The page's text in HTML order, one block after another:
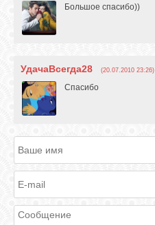
Большое спасибо))
УдачаВсегда28 (20.07.2010 23:26)
Спасибо